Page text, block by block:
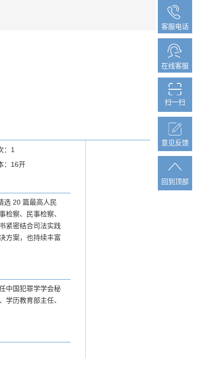
：1
：16开
选 20 篇最高人民
检察、民事检察、
紧密结合司法实践
方案，也持续丰富
中国犯罪学学会秘
学历教育部主任、
客服电话
在线客服
扫一扫
意见反馈
回到顶部
客服电话
在线客服
扫一扫
意见反馈
回到顶部